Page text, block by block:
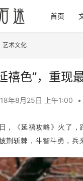
首页
艺术文化
禧色”，重现
年8月25日 上午1:00 •
，《延禧攻略》火了
荆斩棘，斗智斗勇，兵